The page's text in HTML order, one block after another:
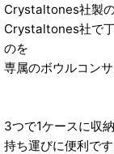
Crystaltones社製の
Crystaltones社で
のを
専属のボウルコン
3つで1ケースに収
持ち運びに便利です